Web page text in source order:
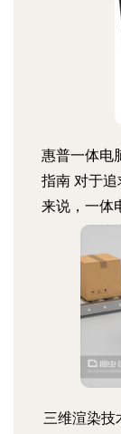
惠普一体电
指南 对于
来说，一体
场的领导
文将为您
备如「终
点。 一、
键机型品
端 飞系列
最近较热
三维渲染技